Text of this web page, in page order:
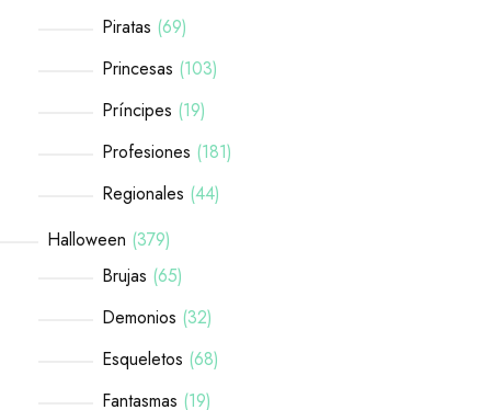
Piratas 69
Princesas 103
Príncipes 19
Profesiones 181
Regionales 44
Halloween 379
Brujas 65
Demonios 32
Esqueletos 68
Fantasmas 19